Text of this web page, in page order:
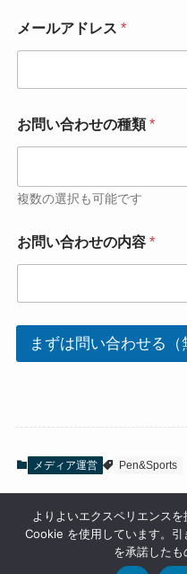
メールアドレス *
お問い合わせの種類*
複数の選択も可能です
お問い合わせの内容 *
まずは問い合わせる（
メディア運営 Pen&Sports
よりよいエクスペリエンス
Cookie を使用しています。
を承諾したも